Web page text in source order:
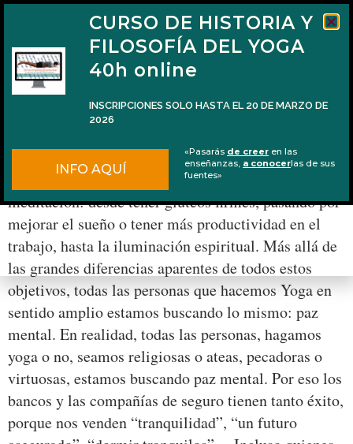
El sūtra para la paz emocional (y mental)
Hay muchos motivos para practicar yoga o
meditación: desde tener glúteos firmes, pasando por
mejorar el sueño o tener más productividad en el
trabajo, hasta la iluminación espiritual. Más allá de
las grandes diferencias aparentes de todos estos
objetivos, todas las personas que hacemos Yoga en
sentido amplio estamos buscando lo mismo: paz
mental. En realidad, todas las personas, hagamos
yoga o no, seamos religiosas o ateas, pecadoras o
virtuosas, estamos buscando paz mental. Por eso los
bancos y las compañías de seguro tienen tanto éxito,
porque nos venden “tranquilidad”, “un futuro
CURSO DE HISTORIA Y
FILOSOFÍA DEL YOGA
40h online
INSCRIPCIONES SOLO HASTA EL 20 DE MARZO DE
2026
INFO AQUÍ
«Pasarás de creer en las
enseñanzas, a conocerlas de sus
fuentes»